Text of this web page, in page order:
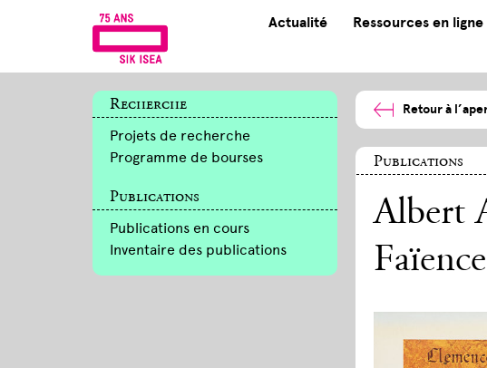
Actualité Ressources en ligne
Recherche
Projets de recherche
Programme de bourses
Publications
Publications en cours
Inventaire des publications
Retour à
Publications
Albert